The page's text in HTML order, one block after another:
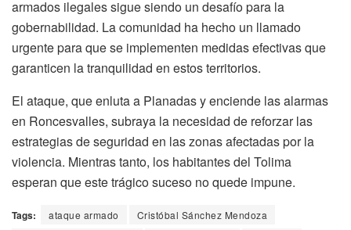
armados ilegales sigue siendo un desafío para la
gobernabilidad. La comunidad ha hecho un llamado
urgente para que se implementen medidas efectivas que
garanticen la tranquilidad en estos territorios.
El ataque, que enluta a Planadas y enciende las alarmas
en Roncesvalles, subraya la necesidad de reforzar las
estrategias de seguridad en las zonas afectadas por la
violencia. Mientras tanto, los habitantes del Tolima
esperan que este trágico suceso no quede impune.
Tags: ataque armado
Cristóbal Sánchez Mendoza